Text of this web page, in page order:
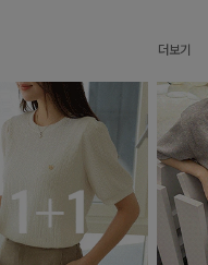
더보기